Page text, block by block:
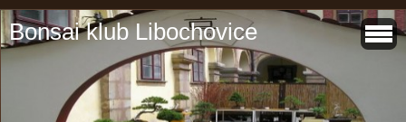
Bonsai klub Libochovice